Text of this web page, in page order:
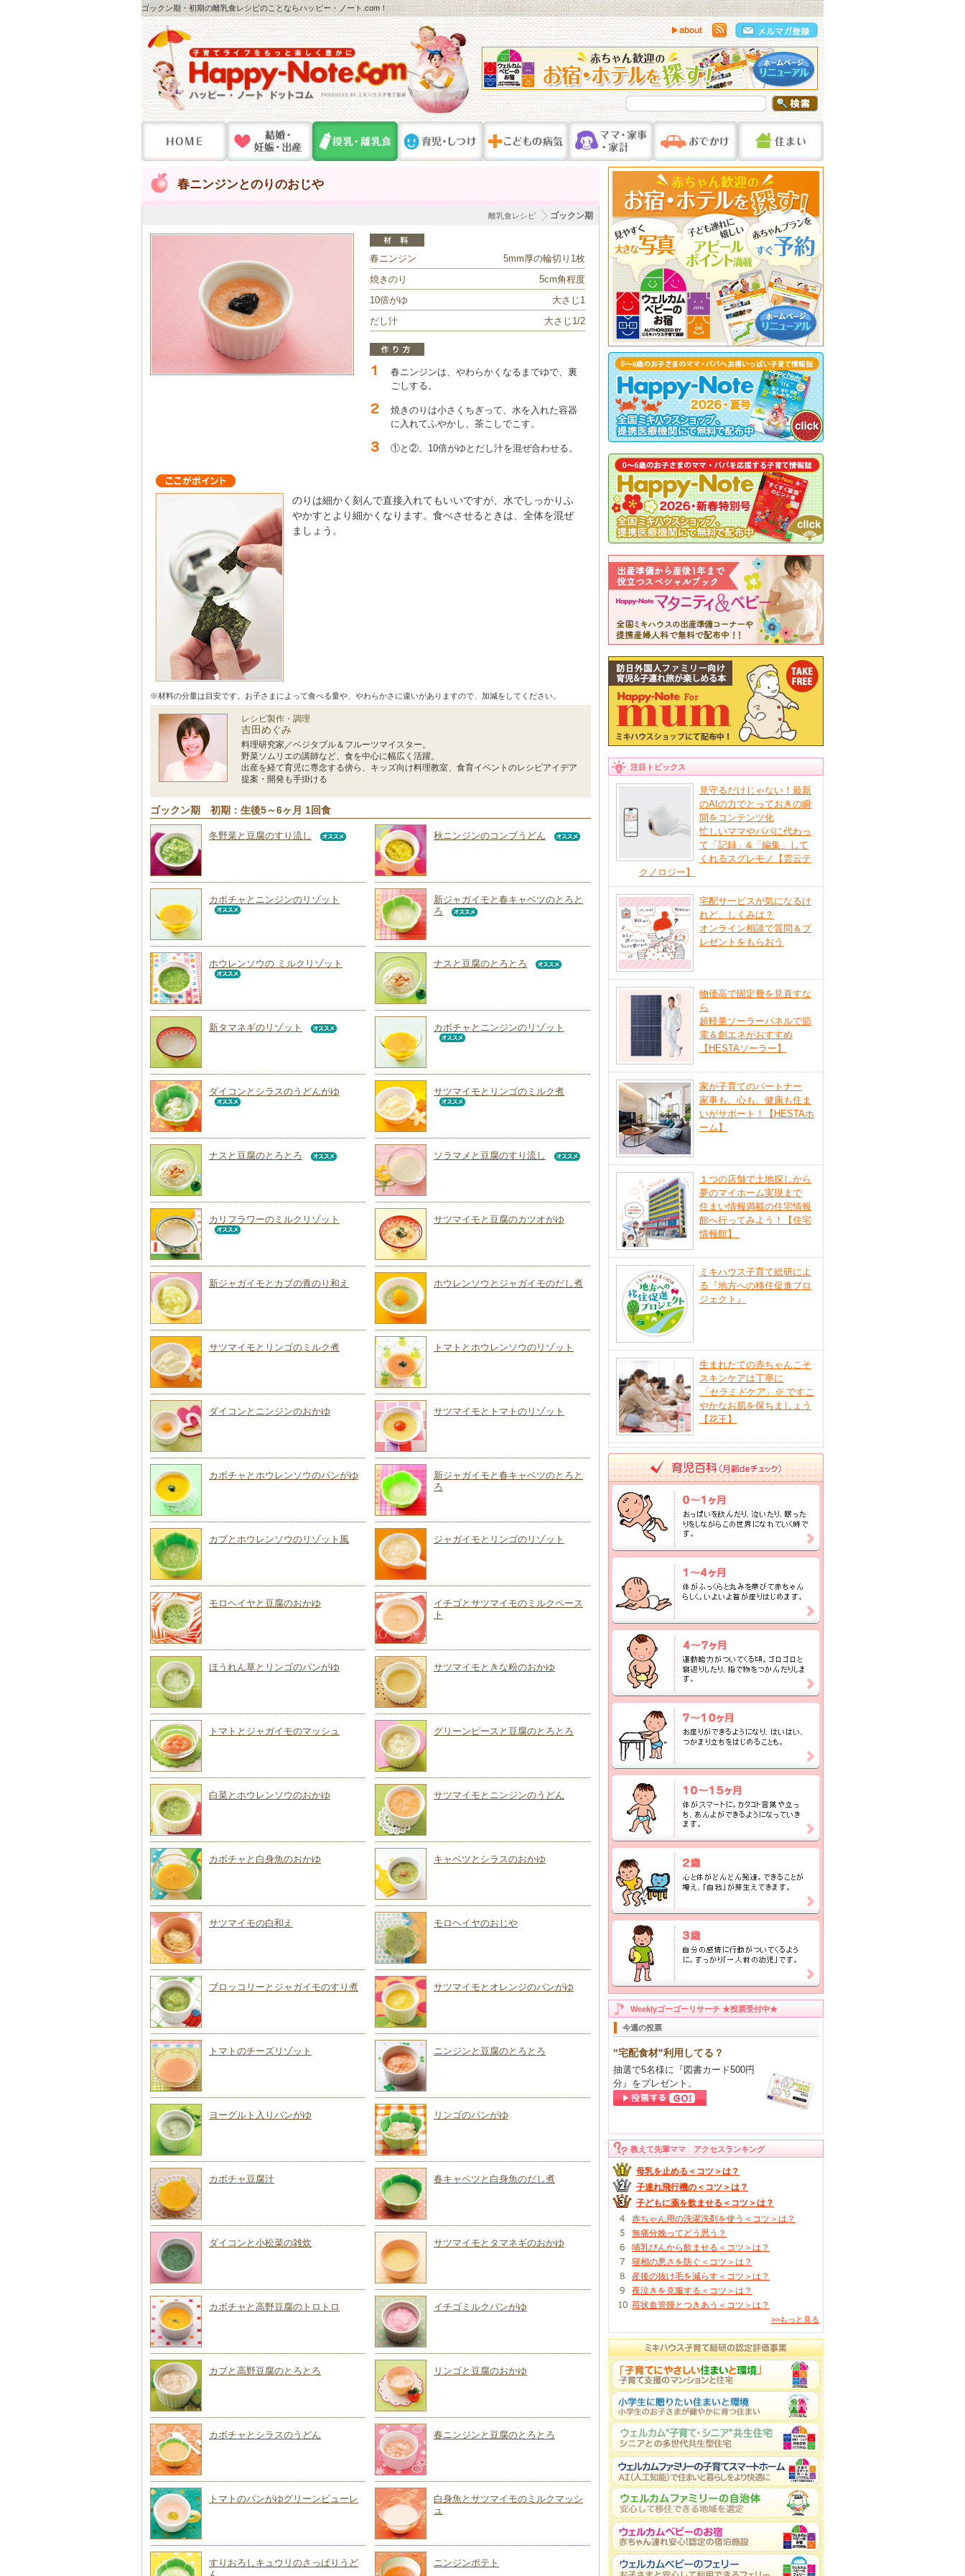
ゴックン期・初期の離乳食レシピのことならハッピー・ノート.com！
春ニンジンとのりのおじや
ゴックン期
離乳食レシピ
春ニンジン
5mm厚の輪切り1枚
焼きのり
5cm角程度
10倍がゆ
大さじ1
だし汁
大さじ1/2
春ニンジンは、やわらかくなるまでゆで、裏
ごしする。
焼きのりは小さくちぎって、水を入れた容器
に入れてふやかし、茶こしでこす。
①と②、10倍がゆとだし汁を混ぜ合わせる。
のりは細かく刻んで直接入れてもいいですが、水でしっかりふ
やかすとより細かくなります。食べさせるときは、全体を混ぜ
ましょう。
※材料の分量は目安です。お子さまによって食べる量や、やわらかさに違いがありますので、加減をしてください。
レシピ製作・調理
吉田めぐみ
料理研究家／ベジタブル＆フルーツマイスター。
野菜ソムリエの講師など、食を中心に幅広く活躍。
出産を経て育児に専念する傍ら、キッズ向け料理教室、食育イベントのレシピアイデア
提案・開発も手掛ける
ゴックン期 初期：生後5～6ヶ月 1回食
冬野菜と豆腐のすり流し 秋ニンジンのコンブうどん
カボチャとニンジンのリゾット
新ジャガイモと春キャベツのとろと
ろ
ホウレンソウの ミルクリゾット ナスと豆腐のとろとろ
新タマネギのリゾット カボチャとニンジンのリゾット
ダイコンとシラスのうどんがゆ サツマイモとリンゴのミルク煮
ナスと豆腐のとろとろ ソラマメと豆腐のすり流し
カリフラワーのミルクリゾット サツマイモと豆腐のカツオがゆ
新ジャガイモとカブの青のり和え ホウレンソウとジャガイモのだし煮
サツマイモとリンゴのミルク煮 トマトとホウレンソウのリゾット
ダイコンとニンジンのおかゆ サツマイモとトマトのリゾット
カボチャとホウレンソウのパンがゆ
新ジャガイモと春キャベツのとろと
ろ
カブとホウレンソウのリゾット風 ジャガイモとリンゴのリゾット
モロヘイヤと豆腐のおかゆ
イチゴとサツマイモのミルクペース
ト
ほうれん草とリンゴのパンがゆ サツマイモときな粉のおかゆ
トマトとジャガイモのマッシュ グリーンピースと豆腐のとろとろ
白菜とホウレンソウのおかゆ サツマイモとニンジンのうどん
カボチャと白身魚のおかゆ キャベツとシラスのおかゆ
サツマイモの白和え モロヘイヤのおじや
ブロッコリーとジャガイモのすり煮 サツマイモとオレンジのパンがゆ
トマトのチーズリゾット ニンジンと豆腐のとろとろ
ヨーグルト入りパンがゆ リンゴのパンがゆ
カボチャ豆腐汁 春キャベツと白身魚のだし煮
ダイコンと小松菜の雑炊 サツマイモとタマネギのおかゆ
カボチャと高野豆腐のトロトロ イチゴミルクパンがゆ
カブと高野豆腐のとろとろ リンゴと豆腐のおかゆ
カボチャとシラスのうどん 春ニンジンと豆腐のとろとろ
トマトのパンがゆグリーンピューレ
白身魚とサツマイモのミルクマッシ
ュ
すりおろしキュウリのさっぱりうど
ニンジンポテト
注目トピックス
見守るだけじゃない！最新
のAIの力でとっておきの瞬
間をコンテンツ化
忙しいママやパパに代わっ
て「記録」&「編集」して
くれるスグレモノ【雲云テ
クノロジー】
宅配サービスが気になるけ
れど、しくみは？
オンライン相談で質問＆プ
レゼントをもらおう
物価高で固定費を見直すな
ら
超軽量ソーラーパネルで節
電＆創エネがおすすめ
【HESTAソーラー】
家が子育てのパートナー
家事も、心も、健康も住ま
いがサポート！【HESTAホ
ーム】
１つの店舗で土地探しから
夢のマイホーム実現まで
住まい情報満載の住宅情報
館へ行ってみよう！【住宅
情報館】
ミキハウス子育て総研によ
る『地方への移住促進プロ
ジェクト』
生まれたての赤ちゃんこそ
スキンケアは丁寧に
「セラミドケア」 ※ ですこ
やかなお肌を保ちましょう
【花王】
Weeklyゴーゴーリサーチ ★投票受付中★
今週の投票
"宅配食材"利用してる？
抽選で5名様に『図書カード500円
分』をプレゼント。
教えて先輩ママ アクセスランキング
母乳を止める＜コツ＞は？
子連れ飛行機の＜コツ＞は？
子どもに薬を飲ませる＜コツ＞は？
赤ちゃん用の洗濯洗剤を使う＜コツ＞は？
無痛分娩ってどう思う？
哺乳びんから飲ませる＜コツ＞は？
寝相の悪さを防ぐ＜コツ＞は？
産後の抜け毛を減らす＜コツ＞は？
夜泣きを克服する＜コツ＞は？
苺状血管腫とつきあう＜コツ＞は？
>>もっと見る